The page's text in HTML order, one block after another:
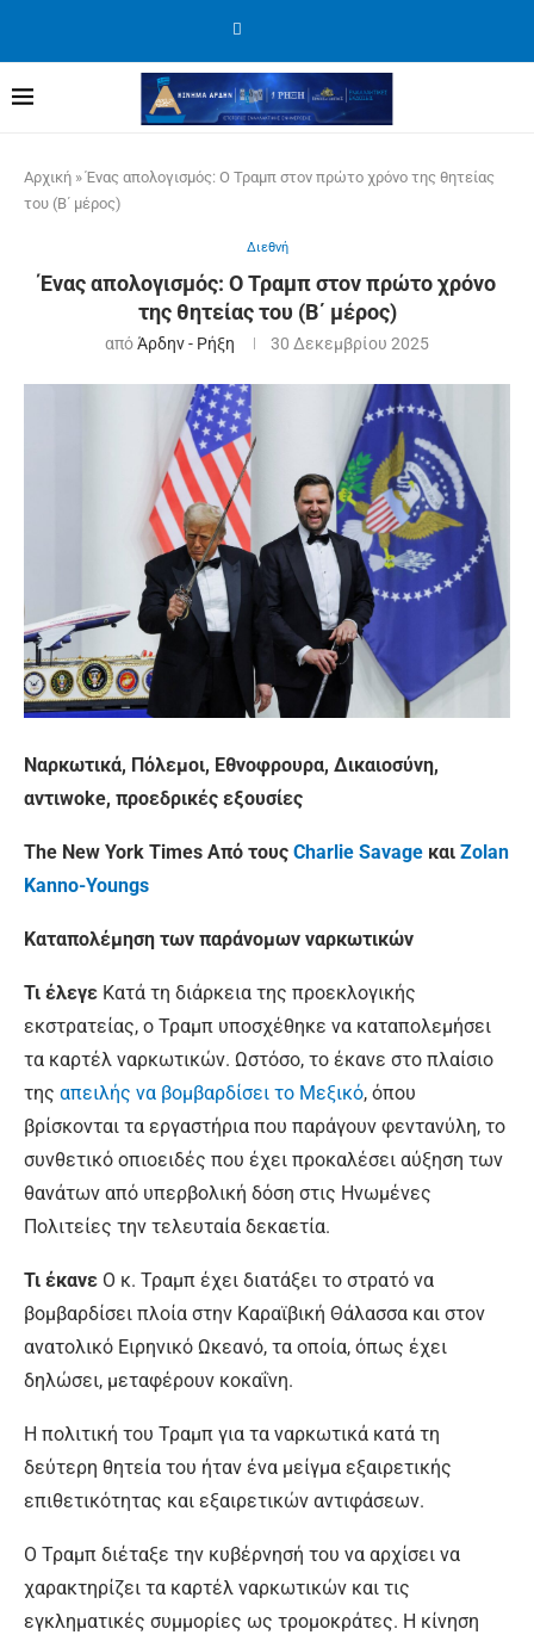
Αρχική »Ένας απολογισμός: Ο Τραμπ στον πρώτο χρόνο της θητείας
του (Β΄ μέρος)
Διεθνή
Ένας απολογισμός: Ο Τραμπ στον πρώτο χρόνο
της θητείας του (Β΄ μέρος)
απόΆρδην - Ρήξη 30 Δεκεμβρίου 2025
Ναρκωτικά, Πόλεμοι, Εθνοφρουρα, Δικαιοσύνη,
αντιwoke, προεδρικές εξουσίες
The New York Times Από τους Charlie Savage και Zolan
Kanno-Youngs
Καταπολέμηση των παράνομων ναρκωτικών
Τι έλεγε Κατά τη διάρκεια της προεκλογικής
εκστρατείας, ο Τραμπ υποσχέθηκε να καταπολεμήσει
τα καρτέλ ναρκωτικών. Ωστόσο, το έκανε στο πλαίσιο
της απειλής να βομβαρδίσει το Μεξικό, όπου
βρίσκονται τα εργαστήρια που παράγουν φεντανύλη, το
συνθετικό οπιοειδές που έχει προκαλέσει αύξηση των
θανάτων από υπερβολική δόση στις Ηνωμένες
Πολιτείες την τελευταία δεκαετία.
Τι έκανε Ο κ. Τραμπ έχει διατάξει το στρατό να
βομβαρδίσει πλοία στην Καραϊβική Θάλασσα και στον
ανατολικό Ειρηνικό Ωκεανό, τα οποία, όπως έχει
δηλώσει, μεταφέρουν κοκαΐνη.
Η πολιτική του Τραμπ για τα ναρκωτικά κατά τη
δεύτερη θητεία του ήταν ένα μείγμα εξαιρετικής
επιθετικότητας και εξαιρετικών αντιφάσεων.
Ο Τραμπ διέταξε την κυβέρνησή του να αρχίσει να
χαρακτηρίζει τα καρτέλ ναρκωτικών και τις
εγκληματικές συμμορίες ως τρομοκράτες. Η κίνηση